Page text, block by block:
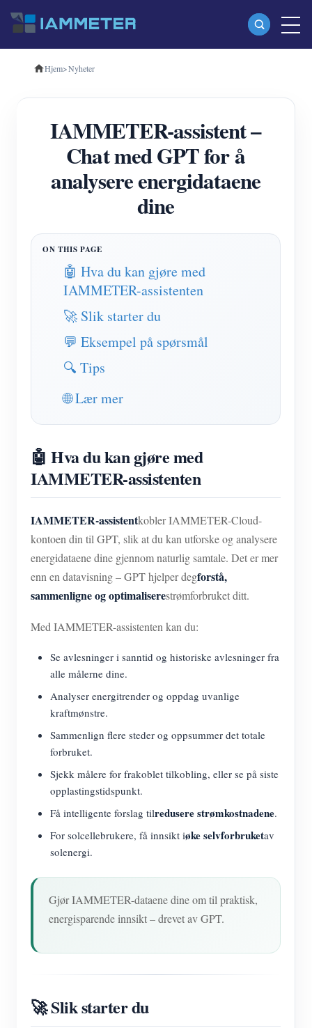
Produkter
Trefase Wi-Fi energimåler (WEM3080T)
Trefase Wi-Fi energimåler (WEM3046T)
Trefase Wi-Fi energimåler (WEM3050T)
WiFi Power Controller
IAMMETER Cloud Pro
Selvbetjent tjeneste
EV lader
IAMMETER Simulator
Virtuell måler
System for energiprognoser og -simulering
applikasjoner
Solar PV System Energy Monitor
Overvåker for strømforbruk
PV varmeapparat kontrollsystem
Fabrikkenergiovervåking
Ressurser
Hurtigstart for produktet
Opplæringsvideo
FAQ
Nyheter
Samfunnet
Utvikler
Utforske
Belønningsprogram
Ta kontakt med
Om oss
Hjem>Nyheter
IAMMETER-assistent –
Chat med GPT for å
analysere energidataene
dine
🤖 Hva du kan gjøre med
IAMMETER-assistenten
🚀 Slik starter du
💬 Eksempel på spørsmål
🔍 Tips
🌐 Lær mer
🤖 Hva du kan gjøre med
IAMMETER-assistenten
IAMMETER-assistentkobler IAMMETER-Cloud-
kontoen din til GPT, slik at du kan utforske og analysere
energidataene dine gjennom naturlig samtale. Det er mer
enn en datavisning – GPT hjelper degforstå,
sammenligne og optimaliserestrømforbruket ditt.
Med IAMMETER-assistenten kan du:
Se avlesninger i sanntid og historiske avlesninger fra
alle målerne dine.
Analyser energitrender og oppdag uvanlige
kraftmønstre.
Sammenlign flere steder og oppsummer det totale
forbruket.
Sjekk målere for frakoblet tilkobling, eller se på siste
opplastingstidspunkt.
Få intelligente forslag tilredusere strømkostnadene.
For solcellebrukere, få innsikt iøke selvforbruketav
solenergi.
Gjør IAMMETER-dataene dine om til praktisk,
energisparende innsikt – drevet av GPT.
🚀 Slik starter du